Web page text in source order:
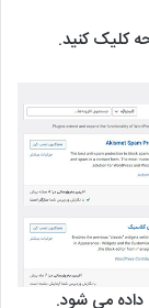
کلیک کنید.
داده می شود.